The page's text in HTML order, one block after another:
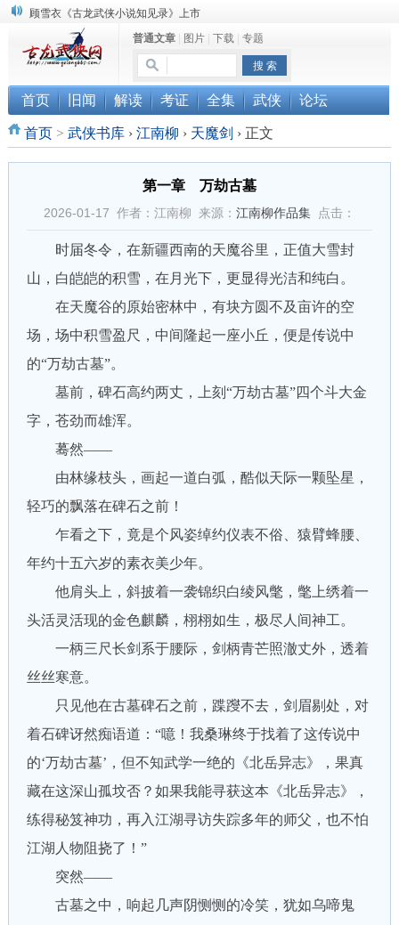
“武侠书库”查缺补漏活动圆满结束
《古龙小说原貌探究》修订版已上市
普通文章| 图片| 下载| 专题
首页 旧闻 解读 考证 全集 武侠 论坛
首页> 武侠书库 › 江南柳 › 天魔剑 ›正文
第一章 万劫古墓
2026-01-17 作者：江南柳 来源： 江南柳作品集点击：
时届冬令，在新疆西南的天魔谷里，正值大雪封
山，白皑皑的积雪，在月光下，更显得光洁和纯白。
在天魔谷的原始密林中，有块方圆不及亩许的空
场，场中积雪盈尺，中间隆起一座小丘，便是传说中
的“万劫古墓”。
墓前，碑石高约两丈，上刻“万劫古墓”四个斗大金
字，苍劲而雄浑。
蓦然——
由林缘枝头，画起一道白弧，酷似天际一颗坠星，
轻巧的飘落在碑石之前！
乍看之下，竟是个风姿绰约仪表不俗、猿臂蜂腰、
年约十五六岁的素衣美少年。
他肩头上，斜披着一袭锦织白绫风氅，氅上绣着一
头活灵活现的金色麒麟，栩栩如生，极尽人间神工。
一柄三尺长剑系于腰际，剑柄青芒照澈丈外，透着
丝丝寒意。
只见他在古墓碑石之前，蹀躞不去，剑眉剔处，对
着石碑讶然痴语道：“噫！我桑琳终于找着了这传说中
的‘万劫古墓’，但不知武学一绝的《北岳异志》，果真
藏在这深山孤坟否？如果我能寻获这本《北岳异志》，
练得秘笈神功，再入江湖寻访失踪多年的师父，也不怕
江湖人物阻挠了！”
突然——
古墓之中，响起几声阴恻恻的冷笑，犹如乌啼鬼